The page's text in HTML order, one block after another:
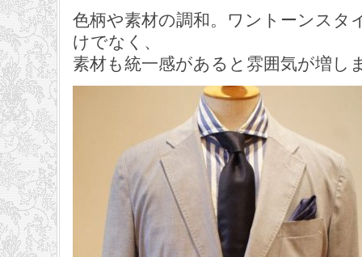
色柄や素材の調和。ワントーンスタ
けでなく、
素材も統一感があると雰囲気が増し